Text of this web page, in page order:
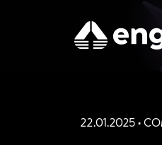
22.01.2025 •